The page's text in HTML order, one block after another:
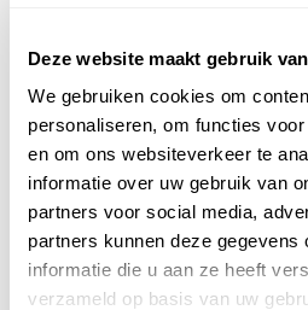
Deze website maakt gebruik
We gebruiken cookies om
personaliseren, om functies
en om ons websiteverkeer te
informatie over uw gebruik van
partners voor social media,
partners kunnen deze gegevens
informatie die u aan ze heeft
verzameld op basis van uw
toegankelijke deel. Een deel
aan de noordwestelijke kust
uit open bossavanne, alleen
nog een hoog opgaand
de beste plaats voor grote
Madagaskar zeearend, de
kaalkopkiekendief en de
Tussen de bomen kan gezocht
vruchtenetende Schlegel’s